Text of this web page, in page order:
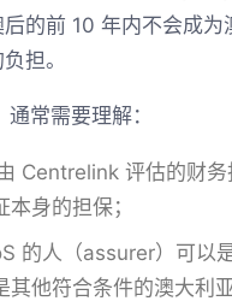
的前 10 年内不会成为
担。
常需要理解：
Centrelink 评估的财务
本身的担保；
的人（assurer）可以
其他符合条件的澳大利